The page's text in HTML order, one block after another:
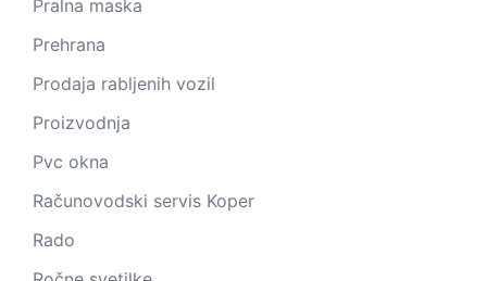
Pralna maska
Prehrana
Prodaja rabljenih vozil
Proizvodnja
Pvc okna
Računovodski servis Koper
Rado